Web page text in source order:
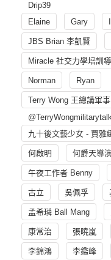
Drip39
Elaine
Gary
JBS Brian 李凱賢
Miracle 社交力學培訓
Norman Ryan
Terry Wong 王總講軍事
九十後文藝少女 - 賈雅
何啟明 何爵天導演
午夜工作者 Benny
古立 吳佩孚
孟希璘 Ball Mang
康常治 張曉嵐
李錦鴻 李鑑峰